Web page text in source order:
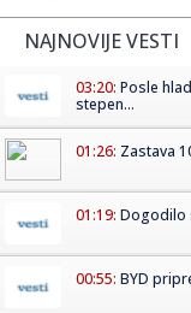
NAJNOVIJE VESTI
03:20: Posle
stepen...
01:26: Zastava
01:19: Dogodilo
00:55: BYD